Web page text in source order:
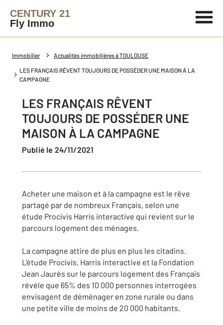
CENTURY 21
Fly Immo
Immobilier Actualités immobilières à TOULOUSE
LES FRANÇAIS RÊVENT TOUJOURS DE POSSÉDER UNE MAISON À LA
CAMPAGNE
LES FRANÇAIS RÊVENT
TOUJOURS DE POSSÉDER UNE
MAISON À LA CAMPAGNE
Publié le 24/11/2021
Acheter une maison et à la campagne est le rêve
partagé par de nombreux Français, selon une
étude Procivis Harris interactive qui revient sur le
parcours logement des ménages.
La campagne attire de plus en plus les citadins.
L'étude Procivis, Harris interactive et la Fondation
Jean Jaurès sur le parcours logement des Français
révèle que 65% des 10 000 personnes interrogées
envisagent de déménager en zone rurale ou dans
une petite ville de moins de 20 000 habitants.